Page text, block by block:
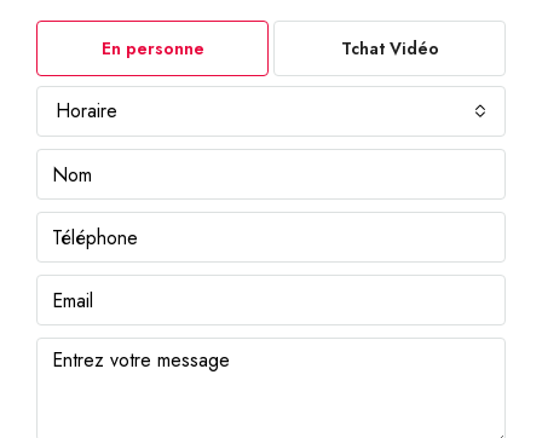
En personne Tchat Vidéo
Horaire